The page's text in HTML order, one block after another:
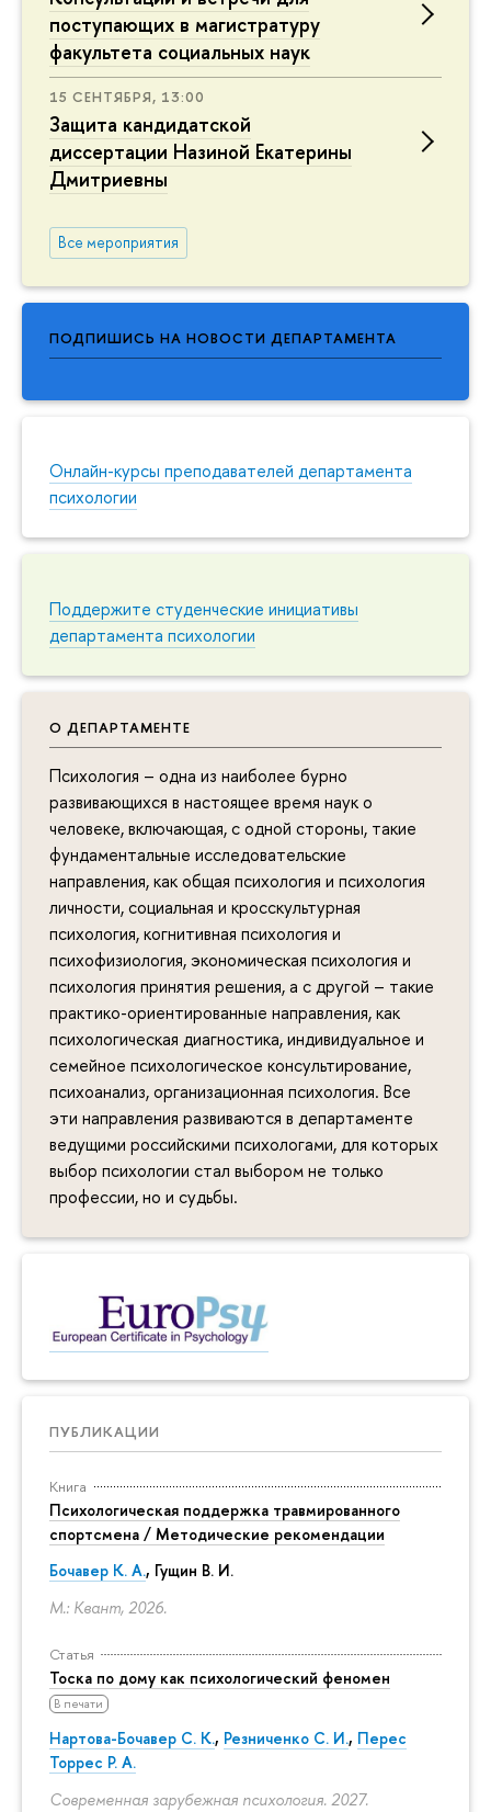
поступающих в магистратуру
факультета социальных наук
15 СЕНТЯБРЯ, 13:00
Защита кандидатской
диссертации Назиной Екатерины
Дмитриевны
Все мероприятия
ПОДПИШИСЬ НА НОВОСТИ ДЕПАРТАМЕНТА
Онлайн-курсы преподавателей департамента
психологии
Поддержите студенческие инициативы
департамента психологии
О ДЕПАРТАМЕНТЕ
Психология – одна из наиболее бурно
развивающихся в настоящее время наук о
человеке, включающая, с одной стороны, такие
фундаментальные исследовательские
направления, как общая психология и психология
личности, социальная и кросскультурная
психология, когнитивная психология и
психофизиология, экономическая психология и
психология принятия решения, а с другой – такие
практико-ориентированные направления, как
психологическая диагностика, индивидуальное и
семейное психологическое консультирование,
психоанализ, организационная психология. Все
эти направления развиваются в департаменте
ведущими российскими психологами, для которых
выбор психологии стал выбором не только
профессии, но и судьбы.
ПУБЛИКАЦИИ
Книга
Психологическая поддержка травмированного
спортсмена / Методические рекомендации
Бочавер К. А., Гущин В. И.
М.: Квант, 2026.
Статья
Тоска по дому как психологический феномен
В печати
Нартова-Бочавер С. К., Резниченко С. И., Перес
Торрес Р. А.
Современная зарубежная психология. 2027.